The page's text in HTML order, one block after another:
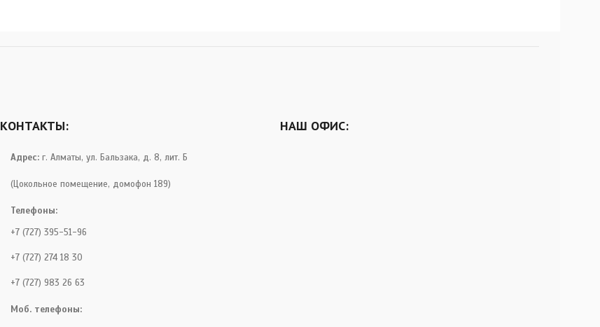
КОНТАКТЫ:
Адрес: г. Алматы, ул. Бальзака, д. 8, лит. Б
(Цокольное помещение, домофон 189)
Телефоны:
+7 (727) 395-51-96
+7 (727) 274 18 30
+7 (727) 983 26 63
Моб. телефоны:
НАШ ОФИС: